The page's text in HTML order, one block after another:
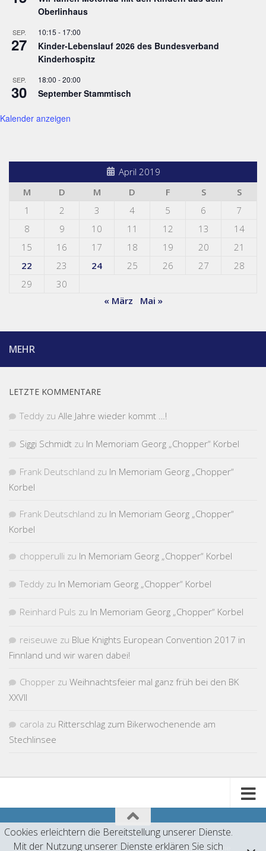
Oberlinhaus
SEP.
27
10:15 - 17:00
Kinder-Lebenslauf 2026 des Bundesverband
Kinderhospitz
SEP.
30
18:00 -20:00
September Stammtisch
Kalender anzeigen
April 2019
M
D M D F S
S
1
2 3 4 5 6
7
8
9 10 11 12 13
14
15
16 17 18 19 20
21
22
23 24 25 26 27
28
29
30
« März
Mai »
MEHR
LETZTE KOMMENTARE
Teddy zu Alle Jahre wieder kommt …!
Siggi Schmidt zu In Memoriam Georg „Chopper“ Korbel
Frank Deutschland zu In Memoriam Georg „Chopper“
Korbel
Frank Deutschland zu In Memoriam Georg „Chopper“
Korbel
chopperulli zu In Memoriam Georg „Chopper“ Korbel
Teddy zu In Memoriam Georg „Chopper“ Korbel
Reinhard Puls zu In Memoriam Georg „Chopper“ Korbel
reiseuwe zu Blue Knights European Convention 2017 in
Finnland und wir waren dabei!
Chopper zu Weihnachtsfeier mal ganz früh bei den BK
XXVII
carola zu Ritterschlag zum Bikerwochenende am
Stechlinsee
Präsentiert von - Entworfen mit demHueman-Theme
Cookies erleichtern die Bereitstellung unserer Dienste.
Mit der Nutzung unserer Dienste erklären Sie sich